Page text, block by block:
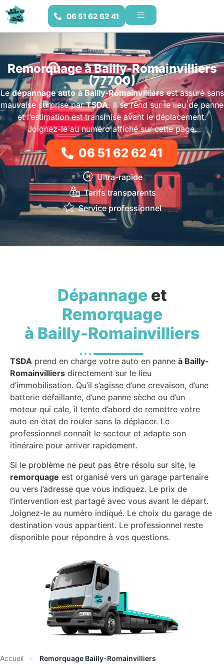
06 51 62 62 41
Remorquage à Bailly-Romainvilliers
(77700)
Ledépannage auto à Bailly-Romainvilliersest assuré sans
mauvaise surprise parTSDA. Il se rend sur le lieu de panne
et l’estimation est transmise avant le déplacement.
Joignez-le au numéro affiché sur cette page.
06 51 62 62 41
Ultra-rapide
Tarifs transparents
Service professionnel
Dépannageet
Remorquage
à Bailly-Romainvilliers
TSDA prend en charge votre auto en panne à Bailly-
Romainvilliers directement sur le lieu
d’immobilisation. Qu’il s’agisse d’une crevaison, d’une
batterie défaillante, d’une panne sèche ou d’un
moteur qui cale, il tente d’abord de remettre votre
auto en état de rouler sans la déplacer. Le
professionnel connaît le secteur et adapte son
itinéraire pour arriver rapidement.
Si le problème ne peut pas être résolu sur site, le
remorquage est organisé vers un garage partenaire
ou vers l’adresse que vous indiquez. Le prix de
l’intervention est partagé avec vous avant le départ.
Joignez-le au numéro indiqué. Le choix du garage de
destination vous appartient. Le professionnel reste
disponible pour répondre à vos questions.
Accueil » Remorquage Bailly-Romainvilliers